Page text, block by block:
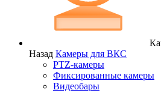
Назад Камеры для ВКС
PTZ-камеры
Фиксированные камеры
Видеобары